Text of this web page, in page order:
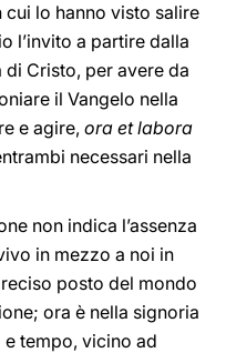
lo hanno visto salire
l’invito a partire dalla
Cristo, per avere da
il Vangelo nella
e agire, ora et labora
necessari nella
non indica l’assenza
in mezzo a noi in
posto del mondo
ora è nella signoria
tempo, vicino ad